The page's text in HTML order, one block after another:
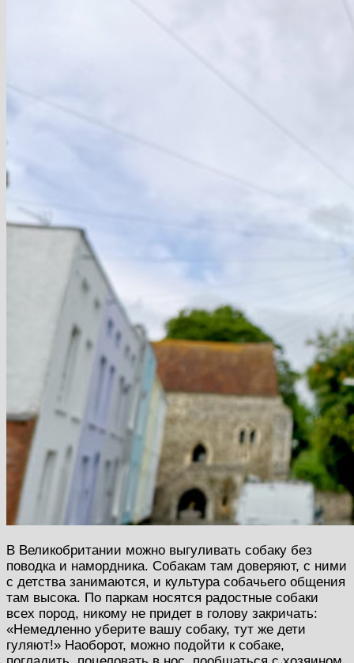
В Великобритании можно выгуливать собаку без
поводка и намордника. Собакам там доверяют, с ними
с детства занимаются, и культура собачьего общения
там высока. По паркам носятся радостные собаки
всех пород, никому не придет в голову закричать:
«Немедленно уберите вашу собаку, тут же дети
гуляют!» Наоборот, можно подойти к собаке,